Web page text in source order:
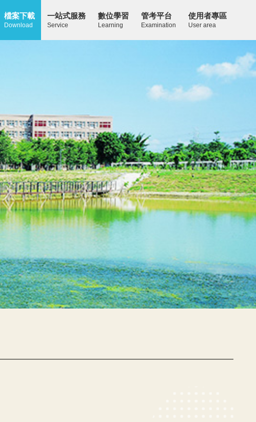
檔案下載
Download
一站式服務
Service
數位學習
Learning
管考平台
Examination
使用者專區
User area